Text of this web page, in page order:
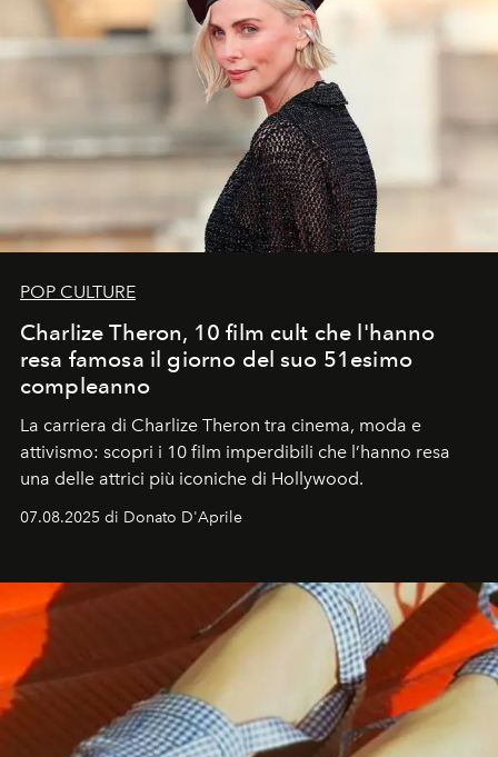
POP CULTURE
Charlize Theron, 10 film cult che l'hanno
resa famosa il giorno del suo 51esimo
compleanno
La carriera di Charlize Theron tra cinema, moda e
attivismo: scopri i 10 film imperdibili che l’hanno resa
una delle attrici più iconiche di Hollywood.
07.08.2025 di Donato D'Aprile